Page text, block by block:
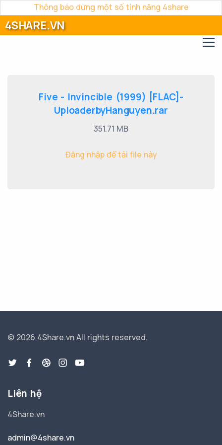
Thông báo dừng một số tính năng 4share
4SHARE.VN
Five - Invincible (1999) [FLAC]-
UploaderbyHanguyen.rar
351.71 MB
Đăng nhập để tải file này
© 2026 4Share.vnAll rights reserved.
Liên hệ
4Share.vn
admin@4share.vn